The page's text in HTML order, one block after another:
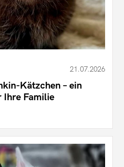
21.07.2026
Kätzchen – ein
Ihre Familie